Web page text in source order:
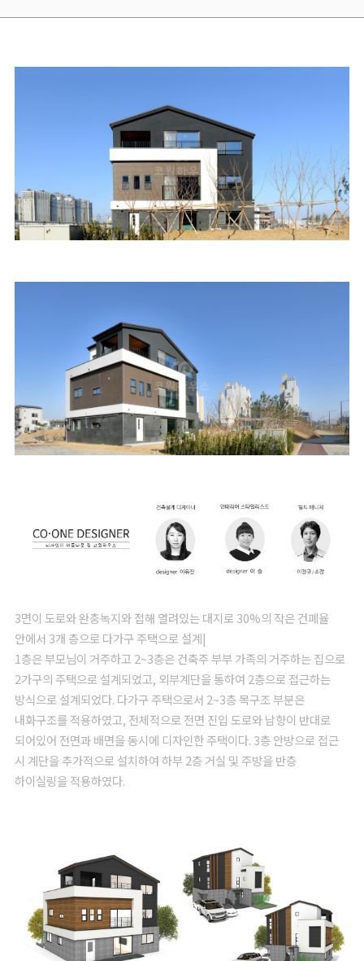
3면이 도로와 완충녹지와 접해 열려있는 대지로 30%의 작은 건폐율
안에서 3개 층으로 다가구 주택으로 설계|
1층은 부모님이 거주하고 2~3층은 건축주 부부 가족의 거주하는 집으로
2가구의 주택으로 설계되었고, 외부계단을 통하여 2층으로 접근하는
방식으로 설계되었다. 다가구 주택으로서 2~3층 목구조 부분은
내화구조를 적용하였고, 전체적으로 전면 진입 도로와 남향이 반대로
되어있어 전면과 배면을 동시에 디자인한 주택이다. 3층 안방으로 접근
시 계단을 추가적으로 설치하여 하부 2층 거실 및 주방을 반층
하이실링을 적용하였다.